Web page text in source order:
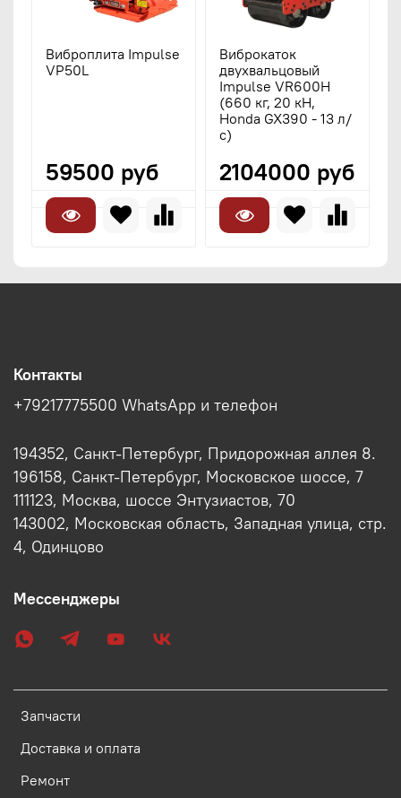
Виброплита Impulse
VP50L
59500 руб
Виброкаток
двухвальцовый
Impulse VR600H
(660 кг, 20 кН,
Honda GX390 - 13 л/
с)
2104000 руб
Запчасти
Доставка и оплата
Ремонт
Контакты
+79217775500 WhatsApp и телефон
194352, Санкт-Петербург, Придорожная аллея 8.
196158, Санкт-Петербург, Московское шоссе, 7
111123, Москва, шоссе Энтузиастов, 70
143002, Московская область, Западная улица, стр.
4, Одинцово
Мессенджеры